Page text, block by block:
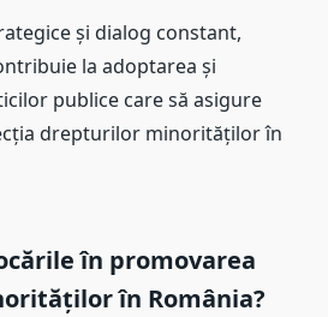
și dialog constant,
la adoptarea și
publice care să asigure
drepturilor minorităților în
în promovarea
în România?